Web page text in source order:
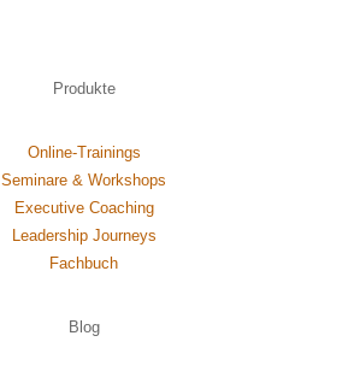
Produkte
Online-Trainings
Seminare & Workshops
Executive Coaching
Leadership Journeys
Fachbuch
Blog